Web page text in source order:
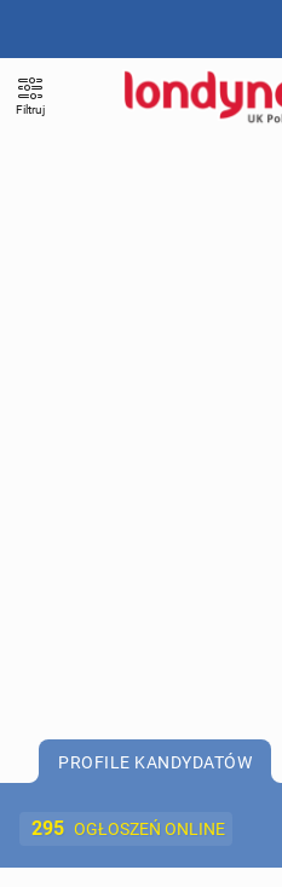
Filtruj
PROFILE KANDYDATÓW
295 OGŁOSZEŃ ONLINE